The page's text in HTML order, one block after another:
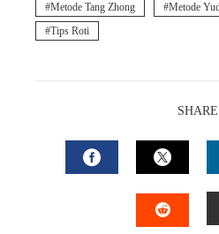
Metode Tang Zhong Metode
Tips Roti
SHARE
FACEBOOK